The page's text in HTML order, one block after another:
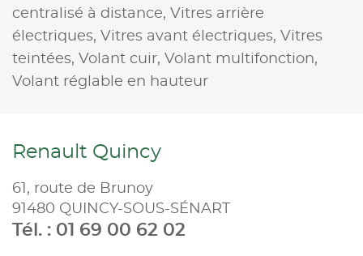
centralisé à distance, Vitres arrière
électriques, Vitres avant électriques, Vitres
teintées, Volant cuir, Volant multifonction,
Volant réglable en hauteur
Renault Quincy
61, route de Brunoy
91480 QUINCY-SOUS-SÉNART
Tél. : 01 69 00 62 02